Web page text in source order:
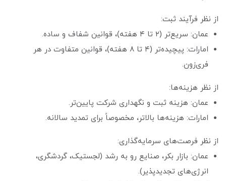
از نظر فرآیند ثبت:
عمان: سریع‌تر (۲ تا ۴ هفته)، قوانین شفاف و ساده.
امارات: پیچیده‌تر (۴ تا ۸ هفته)، قوانین متفاوت در هر
فری‌زون.
از نظر هزینه‌ها:
عمان: هزینه ثبت و نگهداری شرکت پایین‌تر.
امارات: هزینه‌ها بالاتر، مخصوصاً برای تمدید سالانه.
از نظر فرصت‌های سرمایه‌گذاری:
عمان: بازار بکر، صنایع رو به رشد (لجستیک، گردشگری،
انرژی‌های تجدیدپذیر).